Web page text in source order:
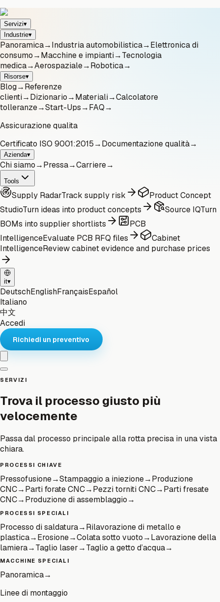
Servizi▾
Industrie▾
Panoramica→Industria automobilistica→Elettronica di
consumo→Macchine e impianti→Tecnologia
medica→Aerospaziale→Robotica→
Risorse▾
Blog→Referenze
clienti→Dizionario→Materiali→Calcolatore
tolleranze→Start-Ups→FAQ→
Assicurazione qualita
Certificato ISO 9001:2015→Documentazione qualità→
Azienda▾
Chi siamo→Pressa→Carriere→
Tools
Supply RadarTrack supply risk
Product Concept
StudioTurn ideas into product concepts Source IQTurn
BOMs into supplier shortlists
PCB
IntelligenceEvaluate PCB RFQ files
Cabinet
IntelligenceReview cabinet evidence and purchase prices
it▾
DeutschEnglishFrançaisEspañol
Italiano
中文
Accedi
Richiedi un preventivo
SERVIZI
Trova il processo giusto più
velocemente
Passa dal processo principale alla rotta precisa in una vista
chiara.
PROCESSI CHIAVE
Pressofusione→Stampaggio a iniezione→Produzione
CNC→Parti forate CNC→Pezzi torniti CNC→Parti fresate
CNC→Produzione di assemblaggio→
PROCESSI SPECIALI
Processo di saldatura→Rilavorazione di metallo e
plastica→Erosione→Colata sotto vuoto→Lavorazione della
lamiera→Taglio laser→Taglio a getto d’acqua→
MACCHINE SPECIALI
Panoramica→
Linee di montaggio